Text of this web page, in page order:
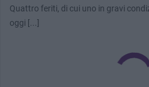
Quattro feriti, di cui uno in gravi
oggi [...]